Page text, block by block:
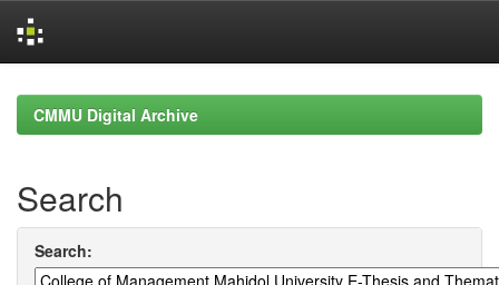
navigationCMMU Digital Archive
Search
Search: